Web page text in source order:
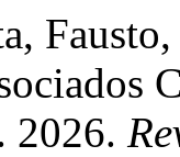
2026.